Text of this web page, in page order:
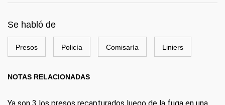
Se habló de
Presos Policía Comisaría Liniers
NOTAS RELACIONADAS